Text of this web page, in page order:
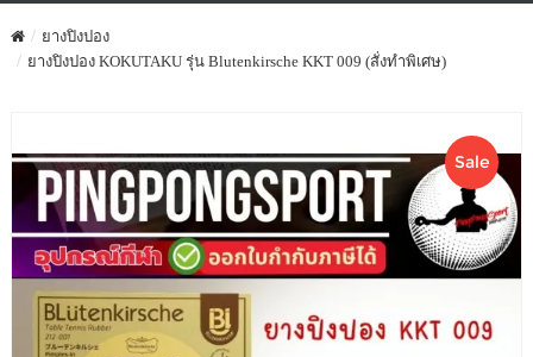
ยางปิงปอง
ยางปิงปอง KOKUTAKU รุ่น Blutenkirsche KKT 009 (สั่งทำพิเศษ)
Sale